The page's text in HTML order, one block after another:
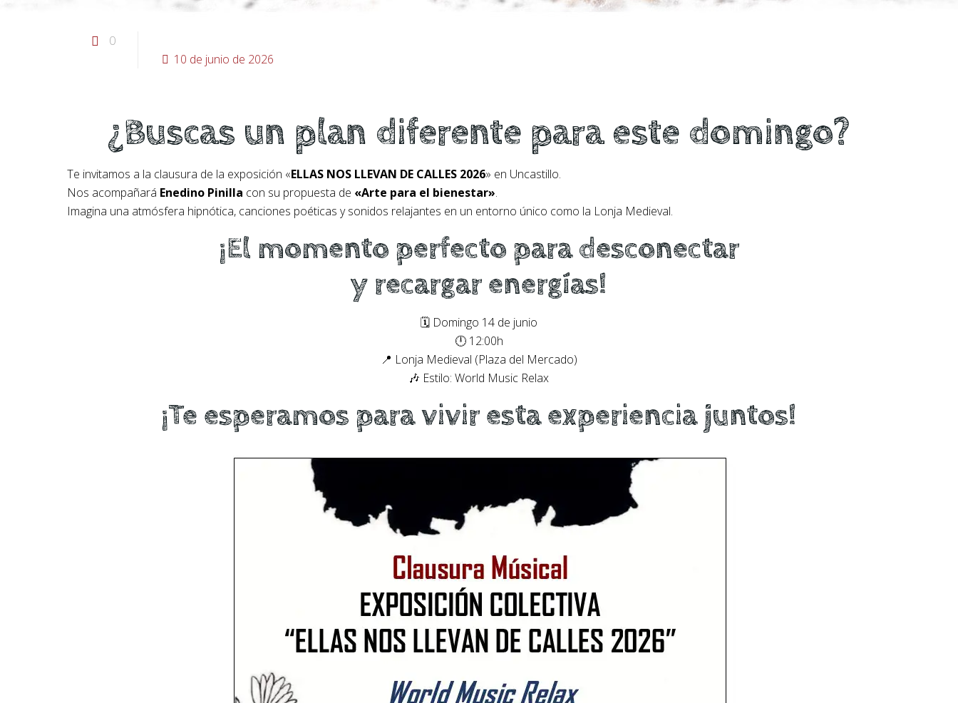
0
10 de junio de 2026
¿Buscas un plan diferente para este domingo?
Te invitamos a la clausura de la exposición «ELLAS NOS LLEVAN DE CALLES 2026» en Uncastillo.
Nos acompañará Enedino Pinilla con su propuesta de «Arte para el bienestar».
Imagina una atmósfera hipnótica, canciones poéticas y sonidos relajantes en un entorno único como la Lonja Medieval.
¡El momento perfecto para desconectar
y recargar energías!
🗓️ Domingo 14 de junio
🕛 12:00h
📍 Lonja Medieval (Plaza del Mercado)
🎶 Estilo: World Music Relax
¡Te esperamos para vivir esta experiencia juntos!